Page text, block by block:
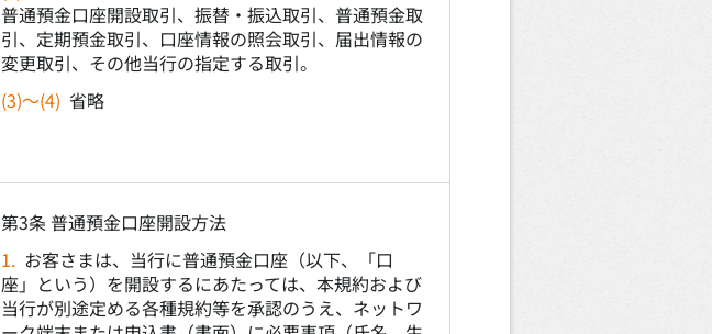
普通預金口座開設取引、振替・振込取引、普通預金取
引、定期預金取引、口座情報の照会取引、届出情報の
変更取引、その他当行の指定する取引。
(3)～(4) 省略
第3条 普通預金口座開設方法
1. お客さまは、当行に普通預金口座（以下、「口
座」という）を開設するにあたっては、本規約および
当行が別途定める各種規約等を承認のうえ、ネットワ